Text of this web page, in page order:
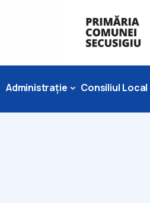
Administrație Consiliul Local